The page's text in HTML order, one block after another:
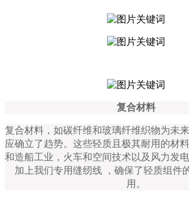
复合材料
复合材料，如碳纤维和玻璃纤维织物为未
应确立了趋势。这些轻质且极其耐用的材
和造船工业，火车和空间技术以及风力发
加上我们专用缝纫线
，确保了轻质组件
用。